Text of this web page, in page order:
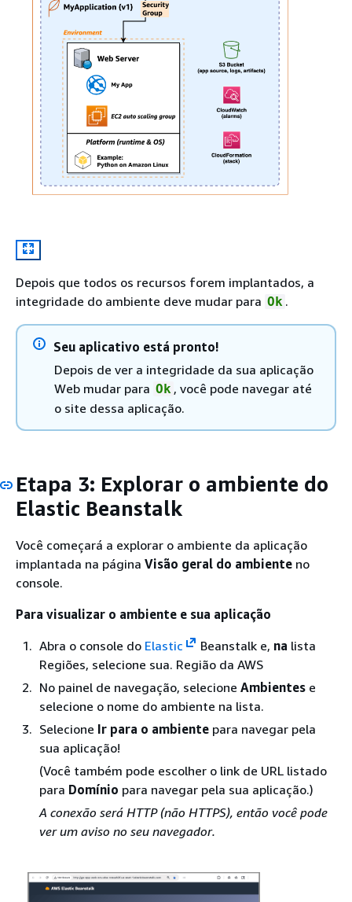
Depois que todos os recursos forem implantados, a
integridade do ambiente deve mudar para Ok .
Seu aplicativo está pronto!
Depois de ver a integridade da sua aplicação
Web mudar para Ok , você pode navegar até
o site dessa aplicação.
Etapa 3: Explorar o ambiente do
Elastic Beanstalk
Você começará a explorar o ambiente da aplicação
implantada na página Visão geral do ambiente no
console.
Para visualizar o ambiente e sua aplicação
Abra o console do Elastic Beanstalk e, na lista
Regiões, selecione sua. Região da AWS
No painel de navegação, selecione Ambientes e
selecione o nome do ambiente na lista.
Selecione Ir para o ambiente para navegar pela
sua aplicação!
(Você também pode escolher o link de URL listado
para Domínio para navegar pela sua aplicação.)
A conexão será HTTP (não HTTPS), então você pode
ver um aviso no seu navegador.